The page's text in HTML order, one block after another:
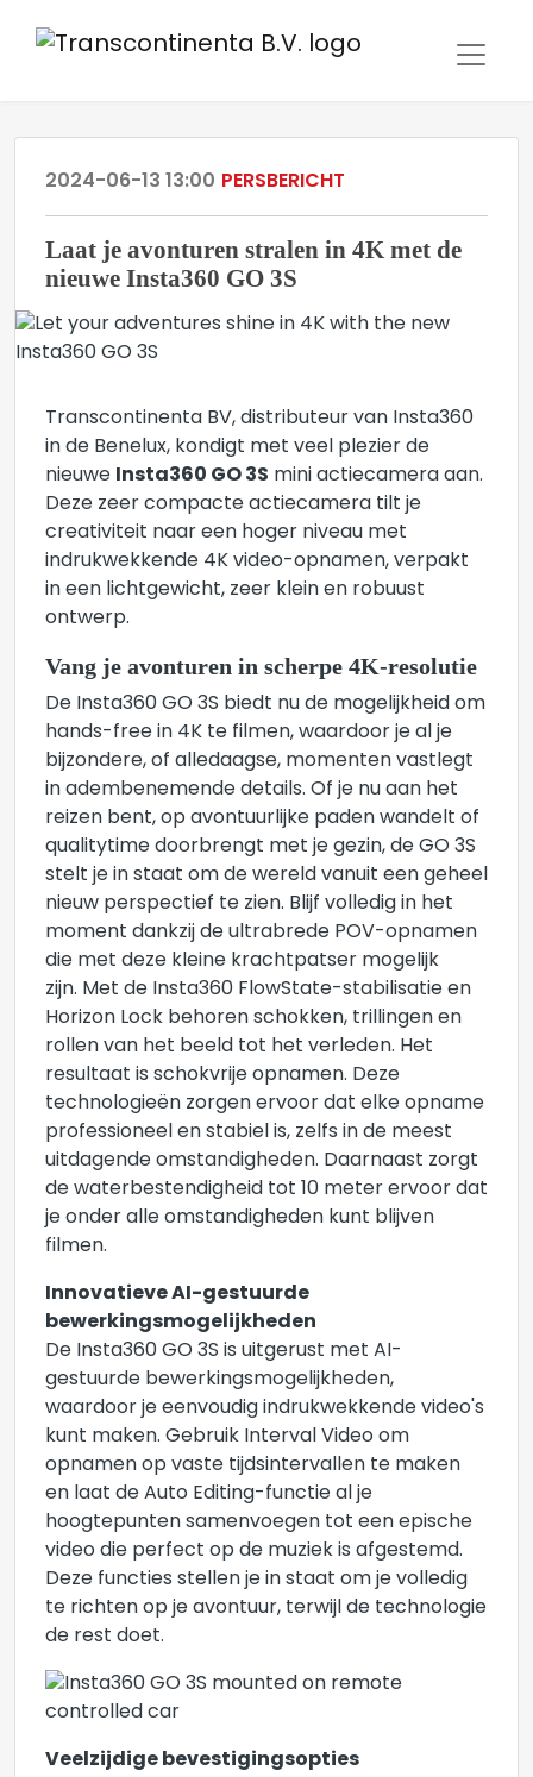
2024-06-13 13:00 PERSBERICHT
Laat je avonturen stralen in 4K met de
nieuwe Insta360 GO 3S
Transcontinenta BV, distributeur van Insta360
in de Benelux, kondigt met veel plezier de
nieuwe
Insta360 GO 3S mini actiecamera aan.
Deze zeer compacte actiecamera tilt je
creativiteit naar een hoger niveau met
indrukwekkende 4K video-opnamen, verpakt
in een lichtgewicht, zeer klein en robuust
ontwerp.
Vang je avonturen in scherpe 4K-resolutie
De Insta360 GO 3S biedt nu de mogelijkheid om
hands-free in 4K te filmen, waardoor je al je
bijzondere, of alledaagse, momenten vastlegt
in adembenemende details. Of je nu aan het
reizen bent, op avontuurlijke paden wandelt of
qualitytime doorbrengt met je gezin, de GO 3S
stelt je in staat om de wereld vanuit een geheel
nieuw perspectief te zien. Blijf volledig in het
moment dankzij de ultrabrede POV-opnamen
die met deze kleine krachtpatser mogelijk
zijn. Met de Insta360 FlowState-stabilisatie en
Horizon Lock behoren schokken, trillingen en
rollen van het beeld tot het verleden. Het
resultaat is schokvrije opnamen. Deze
technologieën zorgen ervoor dat elke opname
professioneel en stabiel is, zelfs in de meest
uitdagende omstandigheden. Daarnaast zorgt
de waterbestendigheid tot 10 meter ervoor dat
je onder alle omstandigheden kunt blijven
filmen.
Innovatieve AI-gestuurde
bewerkingsmogelijkheden
De Insta360 GO 3S is uitgerust met AI-
gestuurde bewerkingsmogelijkheden,
waardoor je eenvoudig indrukwekkende video's
kunt maken. Gebruik Interval Video om
opnamen op vaste tijdsintervallen te maken
en laat de Auto Editing-functie al je
hoogtepunten samenvoegen tot een epische
video die perfect op de muziek is afgestemd.
Deze functies stellen je in staat om je volledig
te richten op je avontuur, terwijl de technologie
de rest doet.
Veelzijdige bevestigingsopties